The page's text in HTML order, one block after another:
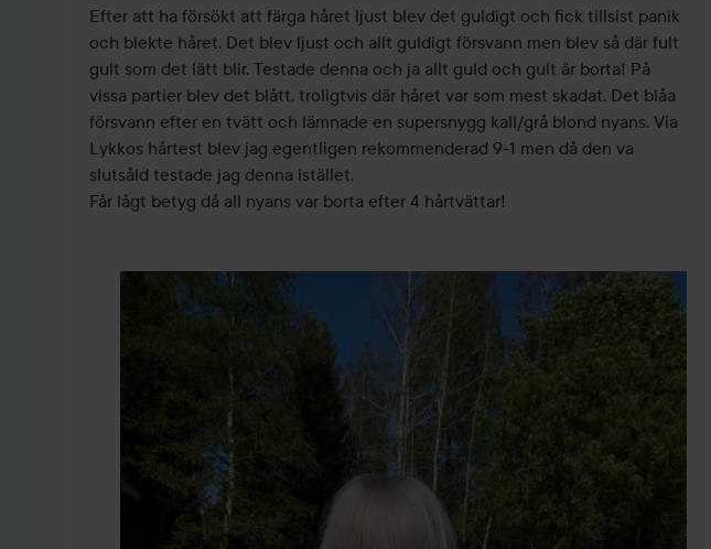
av
5
Efter att ha försökt att färga håret ljust blev det guldigt och fick tillsist panik
och blekte håret. Det blev ljust och allt guldigt försvann men blev så där fult
gult som det lätt blir. Testade denna och ja allt guld och gult är borta! På
vissa partier blev det blått, troligtvis där håret var som mest skadat. Det blåa
försvann efter en tvätt och lämnade en supersnygg kall/grå blond nyans. Via
Lykkos hårtest blev jag egentligen rekommenderad 9-1 men då den va
slutsåld testade jag denna istället.
Får lågt betyg då all nyans var borta efter 4 hårtvättar!